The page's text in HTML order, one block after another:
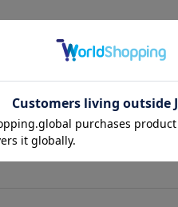
カートに入れる
店舗在庫表示